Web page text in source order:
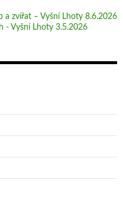
a zvířat – Vyšní Lhoty 8.6.2026
- Vyšní Lhoty 3.5.2026